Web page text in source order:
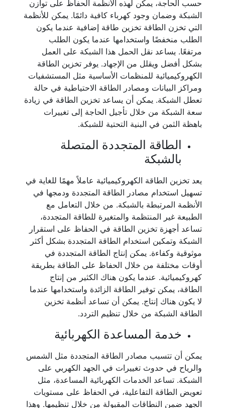
حسب الحاجة، يمكن لهذه الأنظمة الحفاظ على توازن
الشبكة وضمان وجود كهرباء كافية دائمًا. يمكن للأنظمة
التي تخزن الطاقة تخزين طاقة إضافية عندما يكون
الطلب منخفضًا واستخدامها عندما يكون الطلب
مرتفعًا. يساعد نقل الحمل هذا الشبكة على العمل
بشكل أفضل ويقلل من الإجهاد. يوفر تخزين الطاقة
الكهروكيميائية للمنظمات الأساسية مثل المستشفيات
ومراكز البيانات ومصادر الطاقة الاحتياطية في حالة
تعطل الشبكة. يمكن أن يساعد تخزين الطاقة في زيادة
سعة الشبكة من خلال تأجيل الحاجة إلى تغييرات
باهظة الثمن في البنية التحتية للشبكة.
الطاقة المتجددة المتصلة
بالشبكة
يعد تخزين الطاقة الكهروكيميائية عاملاً مهمًا للغاية في
تسهيل استخدام مصادر الطاقة المتجددة ودمجها في
الأنظمة المرتبطة بالشبكة. من خلال التعامل مع
الطبيعة غير المنتظمة والمتغيرة للطاقة المتجددة،
تساعد أجهزة تخزين الطاقة في الحفاظ على استقرار
الشبكة وتمكين استخدام الطاقة المتجددة بشكل أكثر
موثوقية وكفاءة. يمكن إنتاج الطاقة المتجددة في
أوقات مختلفة من خلال الحفاظ على الطاقة بطريقة
كهروكيميائية. عندما يكون هناك الكثير من إنتاج
الطاقة، يمكن توفير الطاقة الزائدة واستخدامها عندما
لا يكون هناك إنتاج. يمكن أن تساعد أنظمة تخزين
الطاقة الشبكة من خلال تنظيم التردد.
خدمة المساعدة الكهربائية
يمكن أن تتسبب مصادر الطاقة المتجددة مثل الشمس
والرياح في حدوث تغييرات في الجهد الكهربي على
الشبكة. تساعد الخدمات الكهربائية المساعدة، مثل
تعويض الطاقة التفاعلية، في الحفاظ على مستويات
الجهد ضمن النطاقات المقبولة من خلال تنظيمها. وهذا